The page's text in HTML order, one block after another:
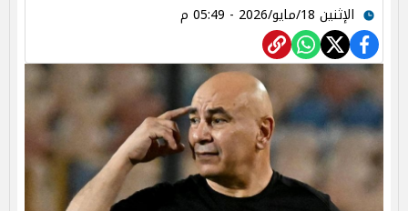
الإثنين 18/مايو/2026 - 05:49 م